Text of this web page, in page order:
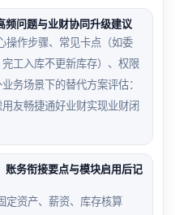
频问题与业财协同升级建议
操作步骤、常见卡点（如委
工入库不更新库存）、权限
务场景下的替代方案评估：
友畅捷通好业财实现业财闭
账务衔接要点与模块启用后记
定资产、薪资、库存核算